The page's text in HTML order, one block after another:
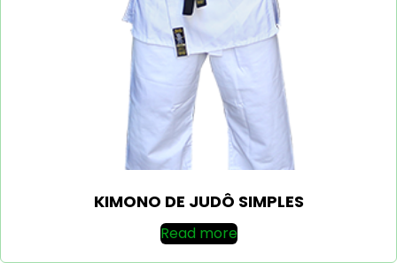
KIMONO DE JUDÔ SIMPLES
Read more